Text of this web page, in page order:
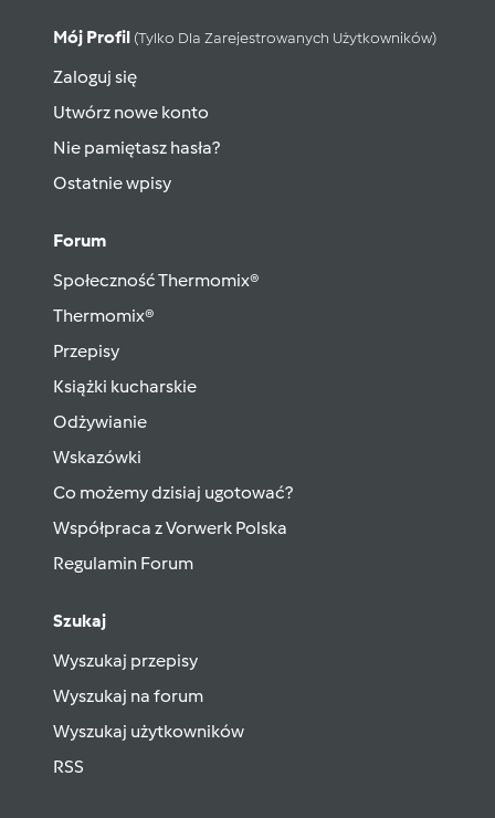
Mój Profil (tylko Dla Zarejestrowanych Użytkowników)
Zaloguj się
Utwórz nowe konto
Nie pamiętasz hasła?
Ostatnie wpisy
Forum
Społeczność Thermomix®
Thermomix®
Przepisy
Książki kucharskie
Odżywianie
Wskazówki
Co możemy dzisiaj ugotować?
Współpraca z Vorwerk Polska
Regulamin Forum
Szukaj
Wyszukaj przepisy
Wyszukaj na forum
Wyszukaj użytkowników
RSS